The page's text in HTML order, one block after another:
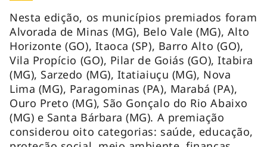
Nesta edição, os municípios premiados foram
Alvorada de Minas (MG), Belo Vale (MG), Alto
Horizonte (GO), Itaoca (SP), Barro Alto (GO),
Vila Propício (GO), Pilar de Goiás (GO), Itabira
(MG), Sarzedo (MG), Itatiaiuçu (MG), Nova
Lima (MG), Paragominas (PA), Marabá (PA),
Ouro Preto (MG), São Gonçalo do Rio Abaixo
(MG) e Santa Bárbara (MG). A premiação
considerou oito categorias: saúde, educação,